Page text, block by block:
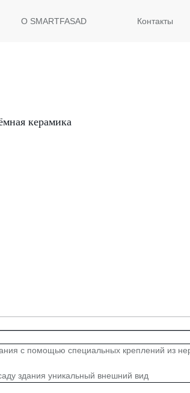
О SMARTFASAD Контакты
керамика
с помощью специальных креплений из
здания уникальный внешний вид